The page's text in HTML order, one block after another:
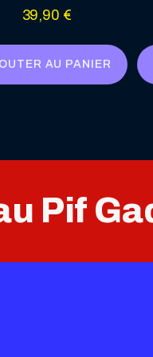
39,90 €
AU PANIER
Pif